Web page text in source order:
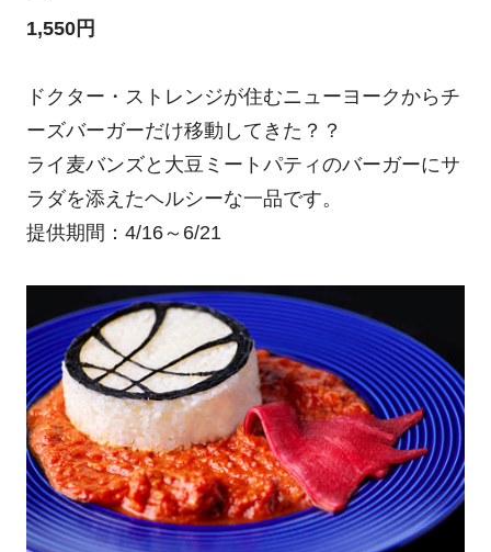
1,550円
ドクター・ストレンジが住むニューヨークからチ
ーズバーガーだけ移動してきた？？
ライ麦バンズと大豆ミートパティのバーガーにサ
ラダを添えたヘルシーな一品です。
提供期間：4/16～6/21